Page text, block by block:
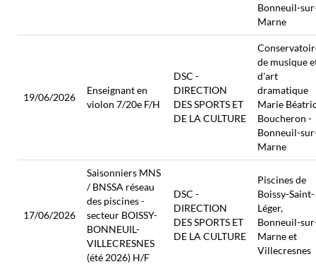
Bonneuil-
Marne
19/06/2026
Enseignant en
violon 7/20e F/H
DSC -
DIRECTION
DES SPORTS ET
DE LA CULTURE
de musique
d'art
dramatique
Marie
Boucheron -
Bonneuil-
Marne
17/06/2026
Saisonniers MNS
/ BNSSA réseau
des piscines -
secteur BOISSY-
BONNEUIL-
VILLECRESNES
(été 2026) H/F
DSC -
DIRECTION
DES SPORTS ET
DE LA CULTURE
Piscines de
Boissy-Saint-
Léger,
Bonneuil-
Marne et
Villecresnes